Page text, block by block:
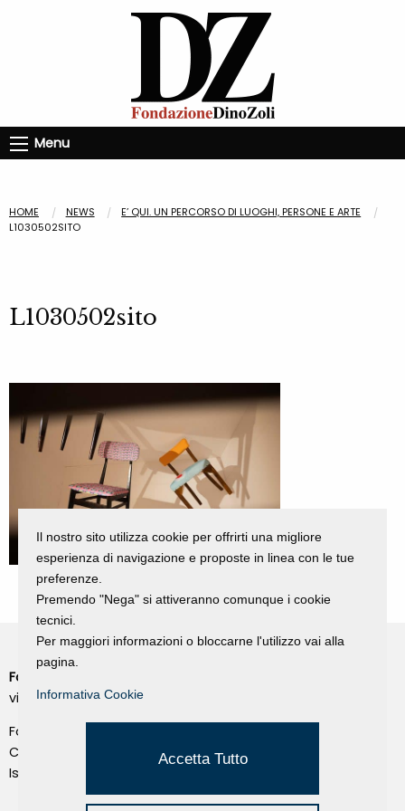
Menu
HOME NEWS
E’ QUI. UN PERCORSO DI LUOGHI, PERSONE E ARTE
L1030502SITO
L1030502sito
Fondazione Dino Zoli
viale Bologna 288, Forlì
Fondo dot. euro 285.000 i.v.
CF e P.IVA 03692820404
Isc.Reg Per.Giu. n. 10404
Il nostro sito utilizza cookie per offrirti una migliore
esperienza di navigazione e proposte in linea con le tue
preferenze.
Premendo "Nega" si attiveranno comunque i cookie
tecnici.
Per maggiori informazioni o bloccarne l'utilizzo vai alla
pagina.
Informativa Cookie
Accetta Tutto